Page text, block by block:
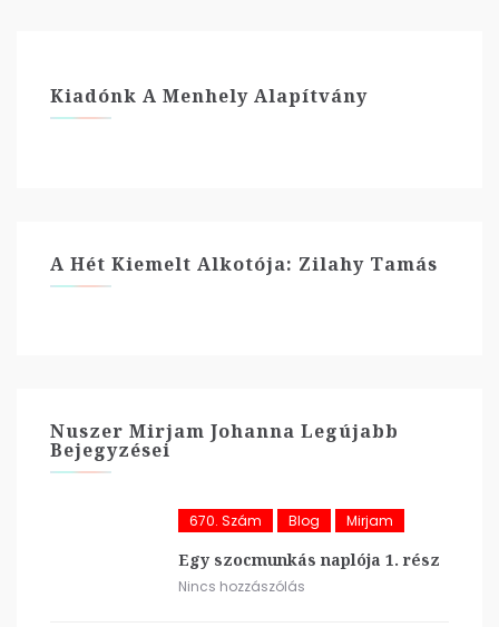
Kiadónk A Menhely Alapítvány
A Hét Kiemelt Alkotója: Zilahy Tamás
Nuszer Mirjam Johanna Legújabb
Bejegyzései
670. Szám Blog Mirjam
Egy szocmunkás naplója 1. rész
Nincs hozzászólás